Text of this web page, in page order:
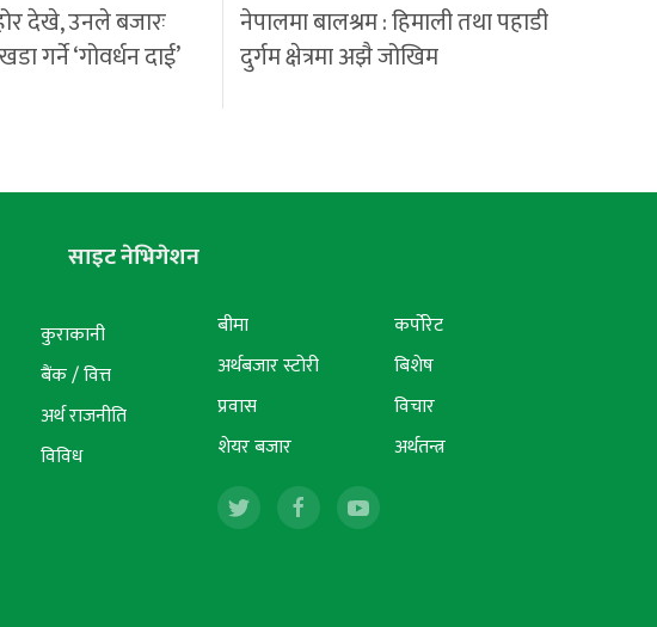
देखे, उनले बजारः
गर्ने ‘गोवर्धन दाई’
नेपालमा बालश्रम : हिमाली तथा पहाडी
दुर्गम क्षेत्रमा अझै जोखिम
साइट नेभिगेशन
कुराकानी
बैंक / वित्त
अर्थ राजनीति
विविध
बीमा
अर्थबजार स्टोरी
प्रवास
शेयर बजार
कर्पोरेट
बिशेष
विचार
अर्थतन्त्र